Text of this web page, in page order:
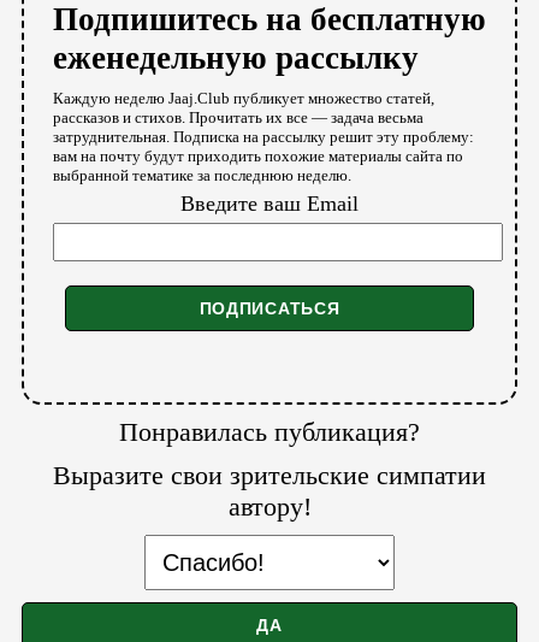
Подпишитесь на бесплатную
еженедельную рассылку
Каждую неделю Jaaj.Club публикует множество статей,
рассказов и стихов. Прочитать их все — задача весьма
затруднительная. Подписка на рассылку решит эту проблему:
вам на почту будут приходить похожие материалы сайта по
выбранной тематике за последнюю неделю.
Введите ваш Email
Понравилась публикация?
Выразите свои зрительские симпатии
автору!